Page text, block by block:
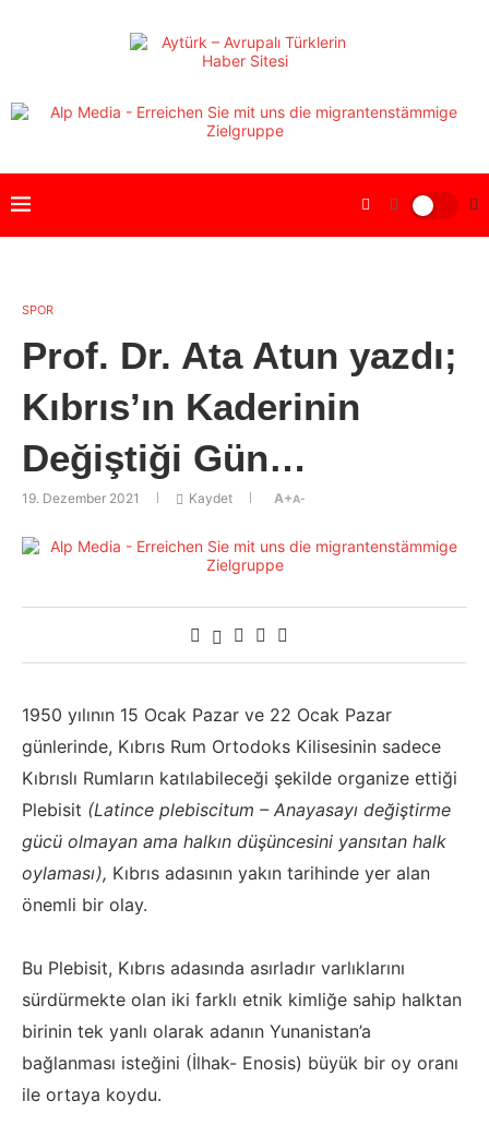
SPOR
Prof. Dr. Ata Atun yazdı;
Kıbrıs’ın Kaderinin
Değiştiği Gün…
19. Dezember 2021 Kaydet A+A-
1950 yılının 15 Ocak Pazar ve 22 Ocak Pazar
günlerinde, Kıbrıs Rum Ortodoks Kilisesinin sadece
Kıbrıslı Rumların katılabileceği şekilde organize ettiği
Plebisit (Latince plebiscitum – Anayasayı değiştirme
gücü olmayan ama halkın düşüncesini yansıtan halk
oylaması), Kıbrıs adasının yakın tarihinde yer alan
önemli bir olay.
Bu Plebisit, Kıbrıs adasında asırladır varlıklarını
sürdürmekte olan iki farklı etnik kimliğe sahip halktan
birinin tek yanlı olarak adanın Yunanistan’a
bağlanması isteğini (İlhak- Enosis) büyük bir oy oranı
ile ortaya koydu.